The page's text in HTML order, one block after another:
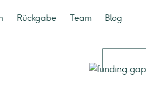
Rückgabe Team Blog